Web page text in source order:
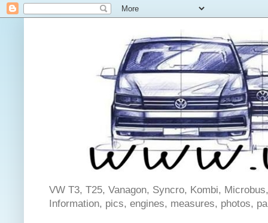
VW T3, T25, Vanagon, Syncro, Kombi,
Information, pics, engines, measures, photos,